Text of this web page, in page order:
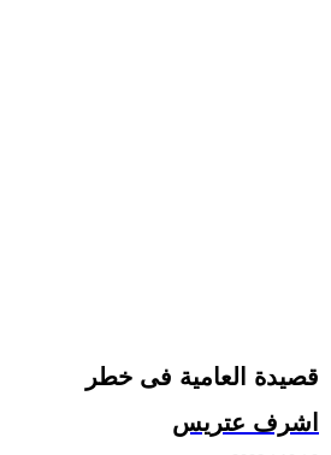
قصيدة العامية فى خطر
اشرف عتريس